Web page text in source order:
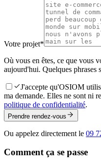
Votre projet*
Où vous en êtes, ce que vous
aujourd'hui. Quelques phrases
J'accepte qu'OSIOM
ma demande. Elles ne sont ni
politique de confidentialité.
Prendre rendez-vous
Ou appelez directement le 09
Comment ça se passe